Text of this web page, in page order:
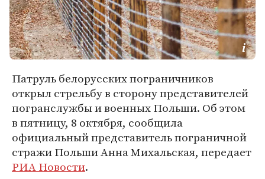
Патруль белорусских пограничников
открыл стрельбу в сторону представителей
погранслужбы и военных Польши. Об этом
в пятницу, 8 октября, сообщила
официальный представитель пограничной
стражи Польши Анна Михальская, передает
РИА Новости.